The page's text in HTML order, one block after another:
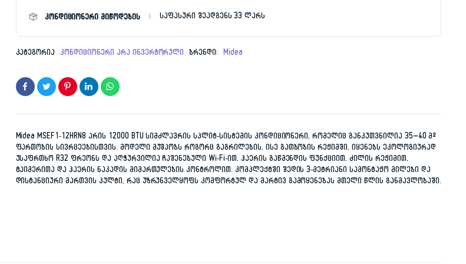
1,459.00 ₾.
1,099.00 ₾.
რაოდენობა
კონდიციონერი მიწოდების საფასური შეადგენს 33 ლარს
კატეგორია კონდიციონერი არა ინვერტორული ბრენდი: Midea
Midea MSEF1-12HRN8 არის 12000 BTU სიმძლავრის სპლიტ-სისტემის კონდიციონერი, რომელიც განკუთვნილია 35–40 მ²
ფართობის სივრცეებისთვის. მოდელი მუშაობს როგორც გაგრილების, ისე გათბობის რეჟიმში, იყენებს ეკოლოგიურად
უსაფრთხო R32 ფრეონს და აღჭურვილია ჩაშენებული Wi-Fi-ით, ჰაერის გაწმენდის ფუნქციით, ძილის რეჟიმით,
ტაიმერითა და ჰაერის ნაკადის მიმართულების კონტროლით. კომპლექტში შედის 3-მეტრიანი სამონტაჟო მილები და
დისტანციური მართვის პულტი, რაც უზრუნველყოფს კომფორტულ და მარტივ გამოყენებას მთელი წლის განმავლობაში.